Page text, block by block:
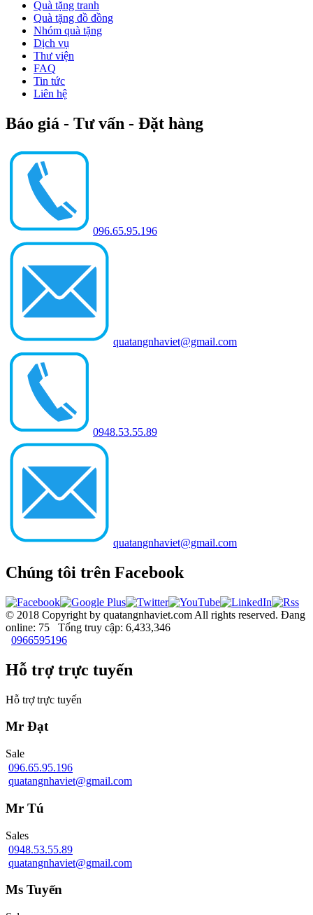
Quà tặng tranh
Quà tặng đồ đồng
Nhóm quà tặng
Dịch vụ
Thư viện
FAQ
Tin tức
Liên hệ
Báo giá - Tư vấn - Đặt hàng
096.65.95.196
quatangnhaviet@gmail.com
0948.53.55.89
quatangnhaviet@gmail.com
Chúng tôi trên Facebook
© 2018 Copyright by quatangnhaviet.com All rights reserved. Đang
online: 75 Tổng truy cập: 6,433,346
0966595196
Hỗ trợ trực tuyến
Hỗ trợ trực tuyến
Mr Đạt
Sale
096.65.95.196
quatangnhaviet@gmail.com
Mr Tú
Sales
0948.53.55.89
quatangnhaviet@gmail.com
Ms Tuyến